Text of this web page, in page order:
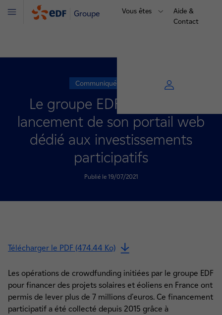
Groupe Vous êtes
Aide &
Contact
Menu
Communiqué de presse
Le groupe EDF annonce le
lancement de son portail web
dédié aux investissements
participatifs
Publié le 19/07/2021
Télécharger le PDF (474.44 Ko)
Les opérations de crowdfunding initiées par le groupe EDF
pour financer des projets solaires et éoliens en France ont
permis de lever plus de 7 millions d'euros. Ce financement
participatif a été collecté depuis 2015 grâce à